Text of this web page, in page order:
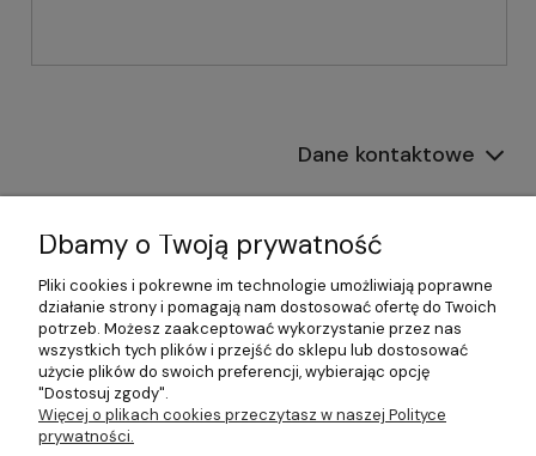
Dane kontaktowe
Płatności i dostawa
Pomoc
Moje konto
Dbamy o Twoją prywatność
Pliki cookies i pokrewne im technologie umożliwiają poprawne
działanie strony i pomagają nam dostosować ofertę do Twoich
potrzeb. Możesz zaakceptować wykorzystanie przez nas
wszystkich tych plików i przejść do sklepu lub dostosować
użycie plików do swoich preferencji, wybierając opcję
"Dostosuj zgody".
Więcej o plikach cookies przeczytasz w naszej Polityce
prywatności.